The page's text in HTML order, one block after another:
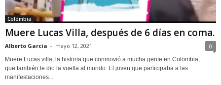
Colombia
Muere Lucas Villa, después de 6 días en coma.
Alberto Garcia - mayo 12, 2021 0
Muere Lucas villa; la historia que conmovió a mucha gente en Colombia,
que también le dio la vuelta al mundo. El joven que participaba a las
manifestaciones...